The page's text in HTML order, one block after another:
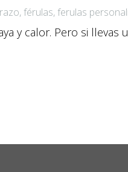
,férulas,ferulas
y calor. Pero si